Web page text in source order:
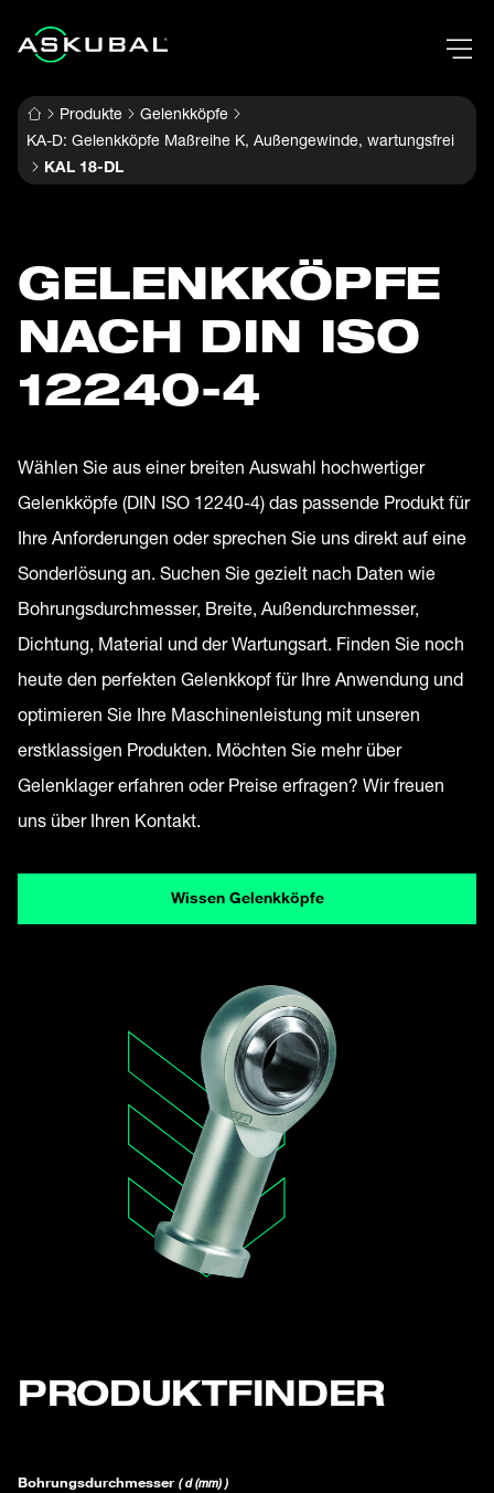
Produkte
Gelenkköpfe
KA-D: Gelenkköpfe Maßreihe K, Außengewinde, wartungsfrei
KAL 18-DL
GELENK­KÖPFE
NACH DIN ISO
12240-4
Wählen Sie aus einer breiten Auswahl hochwertiger
Gelenkköpfe (DIN ISO 12240-4) das passende Produkt für
Ihre Anforderungen oder sprechen Sie uns direkt auf eine
Sonderlösung an. Suchen Sie gezielt nach Daten wie
Bohrungsdurchmesser, Breite, Außendurchmesser,
Dichtung, Material und der Wartungsart. Finden Sie noch
heute den perfekten Gelenkkopf für Ihre Anwendung und
optimieren Sie Ihre Maschinenleistung mit unseren
erstklassigen Produkten. Möchten Sie mehr über
Gelenklager erfahren oder Preise erfragen? Wir freuen
uns über Ihren Kontakt.
Wissen Gelenkköpfe
PRODUKTFINDER
Bohrungsdurchmesser ( d (mm) )